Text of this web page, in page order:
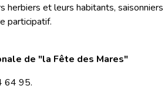
herbiers et leurs habitants, saisonniers
participatif.
de "la Fête des Mares"
64 95.